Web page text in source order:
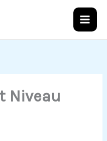
Niveau